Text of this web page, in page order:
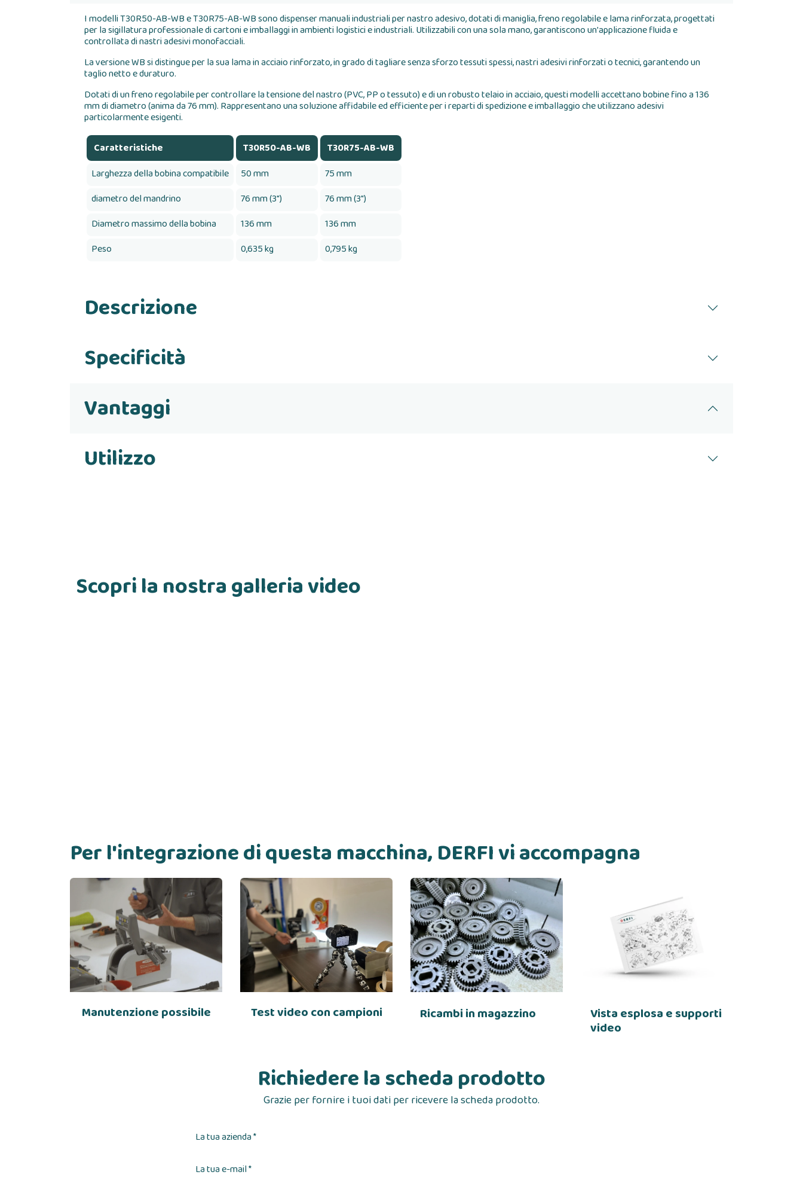
I modelli T30R50-AB-WB e T30R75-AB-WB sono dispenser manuali industriali per nastro adesivo, dotati di maniglia, freno regolabile e lama rinforzata, progettati
per la sigillatura professionale di cartoni e imballaggi in ambienti logistici e industriali. Utilizzabili con una sola mano, garantiscono un'applicazione fluida e
controllata di nastri adesivi monofacciali.
La versione WB si distingue per la sua lama in acciaio rinforzato, in grado di tagliare senza sforzo tessuti spessi, nastri adesivi rinforzati o tecnici, garantendo un
taglio netto e duraturo.
Dotati di un freno regolabile per controllare la tensione del nastro (PVC, PP o tessuto) e di un robusto telaio in acciaio, questi modelli accettano bobine fino a 136
mm di diametro (anima da 76 mm). Rappresentano una soluzione affidabile ed efficiente per i reparti di spedizione e imballaggio che utilizzano adesivi
particolarmente esigenti.
Caratteristiche T30R50-AB-WB
T30R75-AB-WB
Larghezza della bobina compatibile
50 mm
75 mm
diametro del mandrino
76 mm (3")
76 mm (3")
Diametro massimo della bobina
136 mm
136 mm
Peso
0,635 kg 0,795 kg
Descrizione
Specificità
Vantaggi
Utilizzo
Scopri la nostra galleria video
Per l'integrazione di questa macchina, DERFI vi accompagna
Manutenzione possibile Test video con campioni Ricambi in magazzino Vista esplosa e supporti
video
Richiedere la scheda prodotto
Grazie per fornire i tuoi dati per ricevere la scheda prodotto.
La tua azienda *
La tua e-mail *